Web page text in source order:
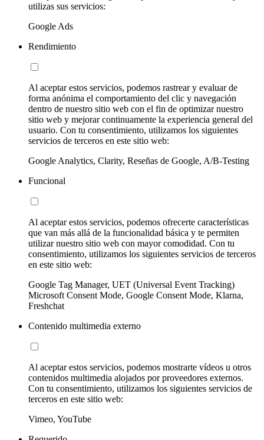
utilizas sus servicios:
Google Ads
Rendimiento
Al aceptar estos servicios, podemos rastrear y evaluar de
forma anónima el comportamiento del clic y navegación
dentro de nuestro sitio web con el fin de optimizar nuestro
sitio web y mejorar continuamente la experiencia general del
usuario. Con tu consentimiento, utilizamos los siguientes
servicios de terceros en este sitio web:
Google Analytics, Clarity, Reseñas de Google, A/B-Testing
Funcional
Al aceptar estos servicios, podemos ofrecerte características
que van más allá de la funcionalidad básica y te permiten
utilizar nuestro sitio web con mayor comodidad. Con tu
consentimiento, utilizamos los siguientes servicios de terceros
en este sitio web:
Google Tag Manager, UET (Universal Event Tracking)
Microsoft Consent Mode, Google Consent Mode, Klarna,
Freshchat
Contenido multimedia externo
Al aceptar estos servicios, podemos mostrarte vídeos u otros
contenidos multimedia alojados por proveedores externos.
Con tu consentimiento, utilizamos los siguientes servicios de
terceros en este sitio web:
Vimeo, YouTube